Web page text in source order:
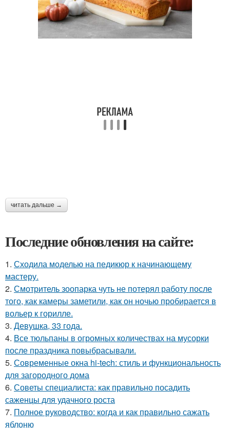
читать дальше →
Последние обновления на сайте:
1. Сходила моделью на педикюр к начинающему
мастеру.
2. Смотритель зоопарка чуть не потерял работу после
того, как камеры заметили, как он ночью пробирается в
вольер к горилле.
3. Девушка, 33 года.
4. Все тюльпаны в огромных количествах на мусорки
после праздника повыбрасывали.
5. Современные окна hi-tech: стиль и функциональность
для загородного дома
6. Советы специалиста: как правильно посадить
саженцы для удачного роста
7. Полное руководство: когда и как правильно сажать
яблоню